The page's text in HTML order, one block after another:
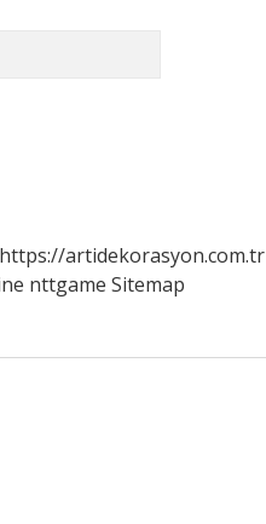
https://artidekorasyon.com.tr
nttgame Sitemap